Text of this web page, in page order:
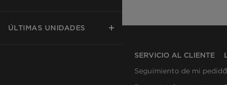
ÚLTIMAS UNIDADES
SERVICIO AL CLIENTE
Seguimiento de mi pedido